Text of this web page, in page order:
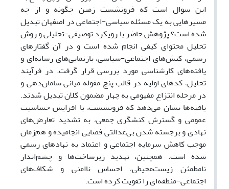
این سوال است که فرونشست زمین چگونه و از چه
مسیرهایی به یک مسئله سیاسی-اجتماعی در اصفهان تبدیل
شده است؟ پژوهش حاضر با رویکرد توصیفی-تحلیلی و روش
تحلیل محتوای کیفی انجام شده است و در آن گفتارهای
رسمی، کنش‌های اجتماعی-سیاسی، بازنمایی‌های رسانه‌ای و
یافته‌های کارشناسی مورد بررسی قرار گرفت. در فرآیند
تحلیل، کدهای اولیه در قالب پنج مقوله میانی سامان‌دهی و
در مرحله انتزاع مفهومی به چهار مضمون کلان تبدیل شدند.
یافته‌ها نشان می‌دهد که فرونشست، با افزایش حساسیت
عمومی و گسترش کنشگری جمعی، به تشدید تعارض‌های
نهادی و برجسته‌ شدن بی‌عدالتی فضایی انجامیده و هم‌زمان
موجب کاهش سرمایه اجتماعی و اعتماد به نهادهای رسمی
شده است. همچنین، تهدید زیرساخت‌ها و چشم‌انداز
نامطمئن زیست‌محیطی، احساس ناامنی و شکاف‌های
اجتماعی-منطقه‌ای را تقویت کرده است.